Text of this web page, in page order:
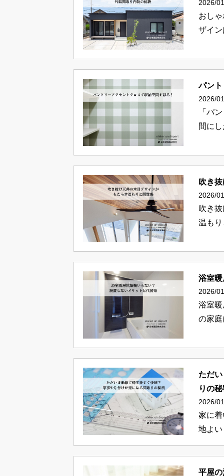
2026/
おし
ザイ
パン
2026/
「パ
間に
吹き
2026/
吹き
温も
浴室
2026/
浴室
の家
ただ
りの
2026/
家に
地よ
平屋